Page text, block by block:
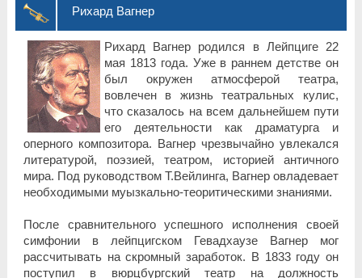
Рихард Вагнер
Рихард Вагнер родился в Лейпциге 22
мая 1813 года. Уже в раннем детстве он
был окружен атмосферой театра,
вовлечен в жизнь театральных кулис,
что сказалось на всем дальнейшем пути
его деятельности как драматурга и
оперного композитора. Вагнер чрезвычайно увлекался
литературой, поэзией, театром, историей античного
мира. Под руководством Т.Вейлинга, Вагнер овладевает
необходимыми муызкально-теоритическими знаниями.
После сравнительного успешного исполнения своей
симфонии в лейпцигском Гевадхаузе Вагнер мог
рассчитывать на скромный заработок. В 1833 году он
поступил в вюрцбургский театр на должность